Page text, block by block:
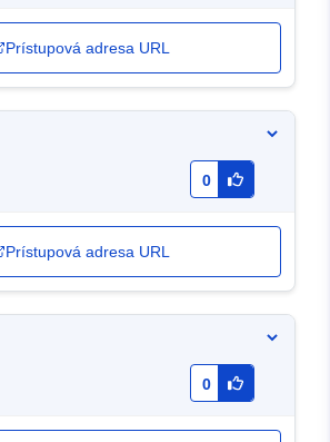
Prístupová adresa URL
0
Prístupová adresa URL
0